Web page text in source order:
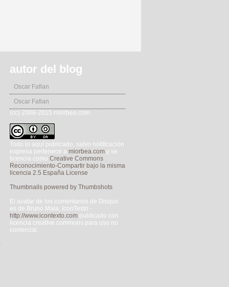
autor del blog
Oscar Fafian
Oscar Fafian
(cc) 2008-2015 miorbea.com
Todo lo aquí publicado, salvo notificación
expresa pertenece a miorbea.com y se
licencia como Creative Commons
Reconocimiento-Compartir bajo la misma
licencia 2.5 España License
Thumbnails powered by Thumbshots
El avatar de los comentarios de Disqus
es de Bruno Maia, IconTexto -
http://www.icontexto.com publicado con
licencia creative commons para uso no
comercial.